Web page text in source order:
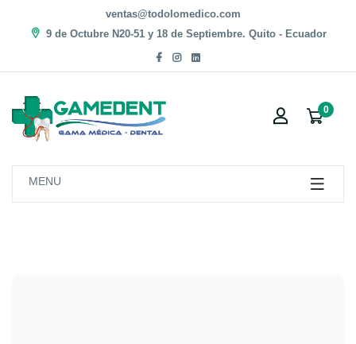
ventas@todolomedico.com
9 de Octubre N20-51 y 18 de Septiembre. Quito - Ecuador
0
MENU